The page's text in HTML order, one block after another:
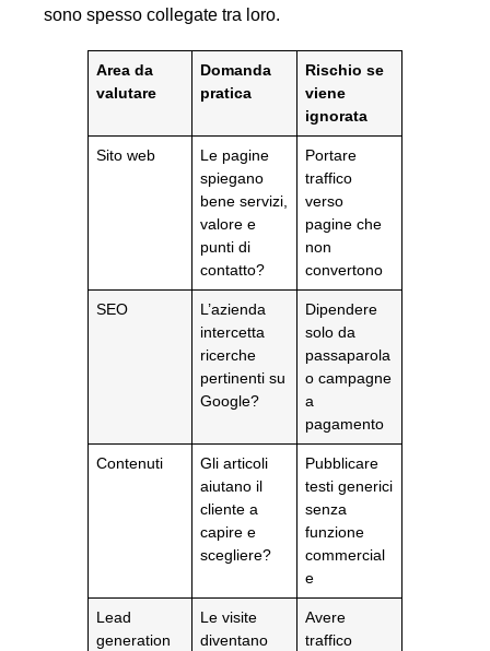
sono spesso collegate tra loro.
Area da
valutare
Domanda
pratica
Rischio se
viene
ignorata
Sito web
Le pagine
spiegano
bene servizi,
valore e
punti di
contatto?
Portare
traffico
verso
pagine che
non
convertono
SEO
L’azienda
intercetta
ricerche
pertinenti su
Google?
Dipendere
solo da
passaparola
o campagne
a
pagamento
Contenuti
Gli articoli
aiutano il
cliente a
capire e
scegliere?
Pubblicare
testi generici
senza
funzione
commercial
e
Lead
generation
Le visite
diventano
Avere
traffico